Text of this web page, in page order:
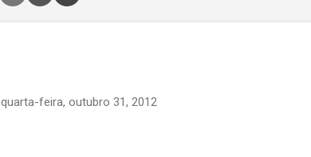
quarta-feira, outubro 31, 2012